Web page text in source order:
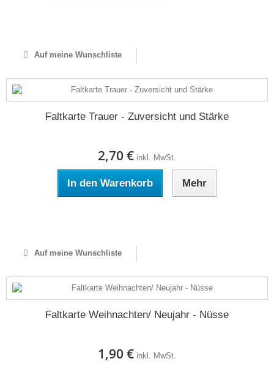
Auf meine Wunschliste
Faltkarte Trauer - Zuversicht und Stärke
2,70 € inkl. MwSt.
In den Warenkorb Mehr
Auf meine Wunschliste
Faltkarte Weihnachten/ Neujahr - Nüsse
1,90 € inkl. MwSt.